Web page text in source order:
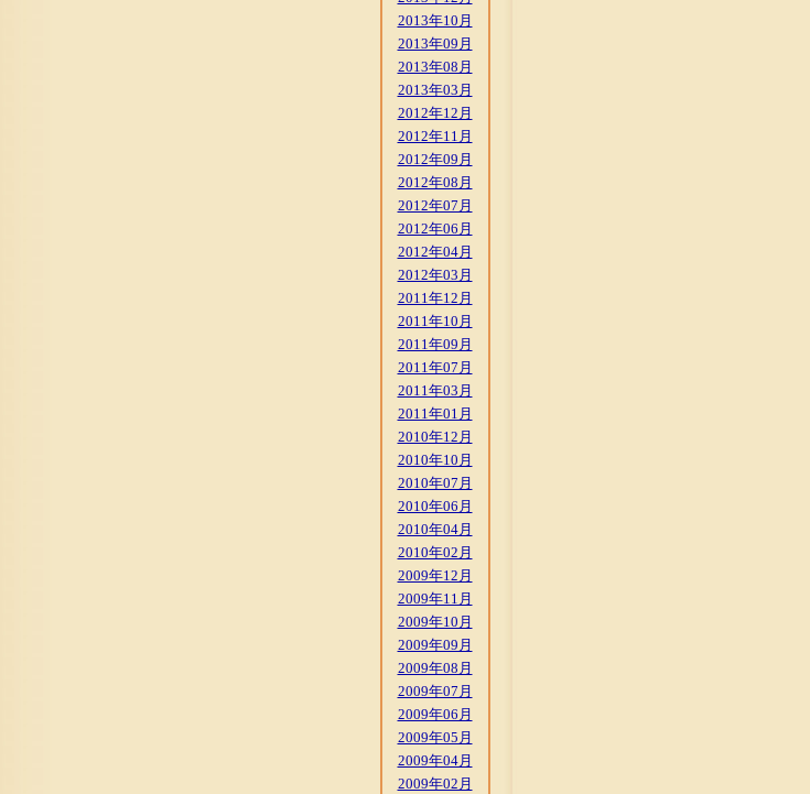
2013年10月
2013年09月
2013年08月
2013年03月
2012年12月
2012年11月
2012年09月
2012年08月
2012年07月
2012年06月
2012年04月
2012年03月
2011年12月
2011年10月
2011年09月
2011年07月
2011年03月
2011年01月
2010年12月
2010年10月
2010年07月
2010年06月
2010年04月
2010年02月
2009年12月
2009年11月
2009年10月
2009年09月
2009年08月
2009年07月
2009年06月
2009年05月
2009年04月
2009年02月